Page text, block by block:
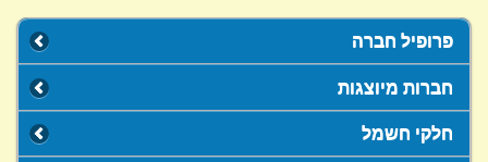
פרופיל חברה
חברות מיוצגות
חלקי חשמל